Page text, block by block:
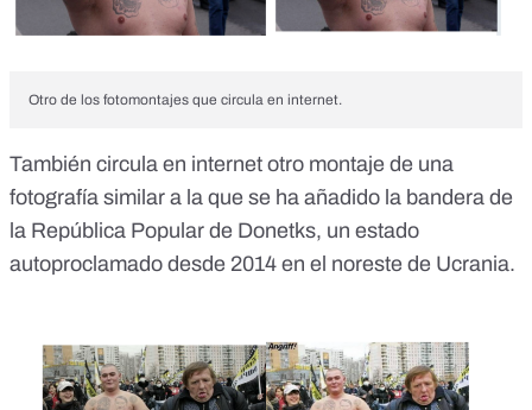
Otro de los fotomontajes que circula en internet.
También circula en internet otro montaje de una
fotografía similar a la que se ha añadido la bandera de
la República Popular de Donetks, un estado
autoproclamado desde 2014 en el noreste de Ucrania.